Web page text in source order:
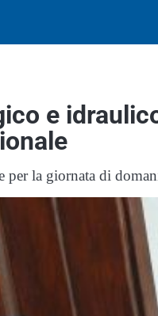
e
per la giornata di